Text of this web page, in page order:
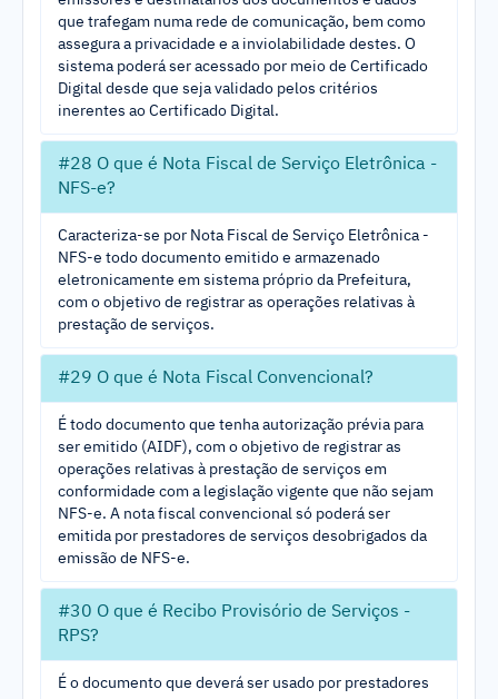
que trafegam numa rede de comunicação, bem como
assegura a privacidade e a inviolabilidade destes. O
sistema poderá ser acessado por meio de Certificado
Digital desde que seja validado pelos critérios
inerentes ao Certificado Digital.
#28 O que é Nota Fiscal de Serviço Eletrônica -
NFS-e?
Caracteriza-se por Nota Fiscal de Serviço Eletrônica -
NFS-e todo documento emitido e armazenado
eletronicamente em sistema próprio da Prefeitura,
com o objetivo de registrar as operações relativas à
prestação de serviços.
#29 O que é Nota Fiscal Convencional?
É todo documento que tenha autorização prévia para
ser emitido (AIDF), com o objetivo de registrar as
operações relativas à prestação de serviços em
conformidade com a legislação vigente que não sejam
NFS-e. A nota fiscal convencional só poderá ser
emitida por prestadores de serviços desobrigados da
emissão de NFS-e.
#30 O que é Recibo Provisório de Serviços -
RPS?
É o documento que deverá ser usado por prestadores